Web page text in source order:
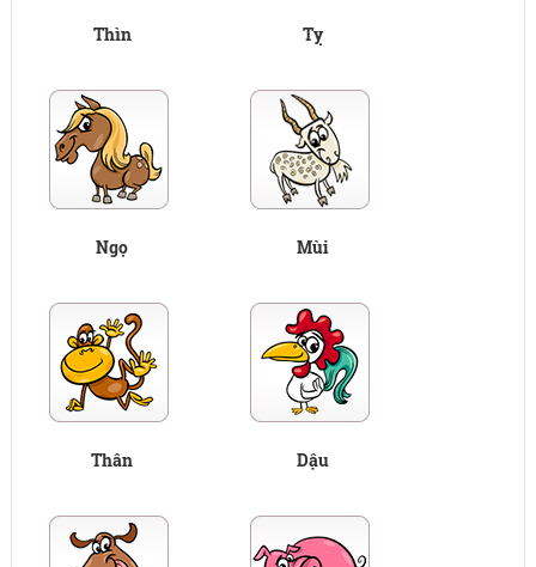
Thìn Tỵ
Ngọ Mùi
Thân Dậu